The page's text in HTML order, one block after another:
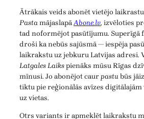
Ātrākais veids abonēt vietējo
PastamājaslapāAbone.lv, izvēloties
tad noformējot pasūtījumu. Superīgā
droši ka nebūs sajūsmā — iespēja
laikrakstu uz jebkuru Latvijas adresi.
Latgales Laikspienāks mūsu Rīgas
mīnusi. Jo abonējot caurpastubūs
tiktu pie reģionālās avīzes digitālajām
uz vietas.
Otrs variants ir apmeklēt laikrakstu